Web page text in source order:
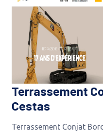
Terrassement
Cestas
Terrassement Conjat